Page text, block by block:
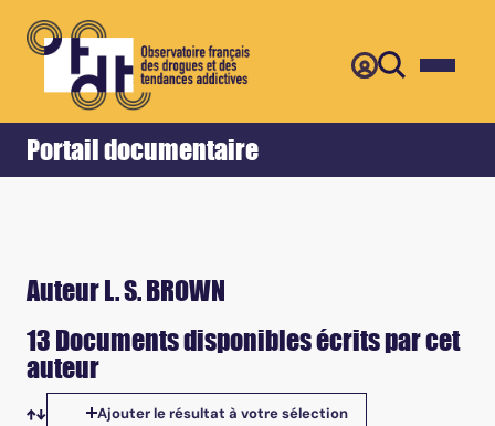
Portail documentaire
Accueil Retour
Auteur L. S. BROWN
13 Documents disponibles écrits par cet
auteur
Ajouter le résultat à votre sélection